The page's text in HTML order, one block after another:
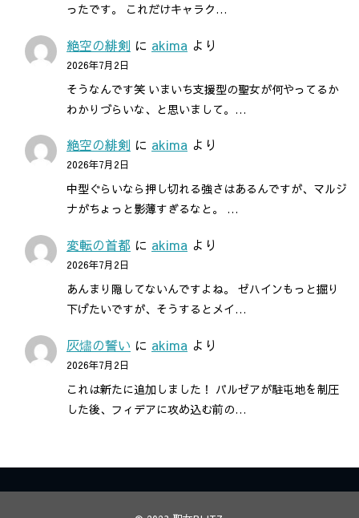
ったです。 これだけキャラク…
絶空の緋剣 に akima より
2026年7月2日
そうなんです笑 いまいち支援型の聖女が何やってるか
わかりづらいな、と思いまして。…
絶空の緋剣 に akima より
2026年7月2日
中型ぐらいなら押し切れる強さはあるんですが、マルジ
ナがちょっと影薄すぎるなと。 …
変転の首都 に akima より
2026年7月2日
あんまり隠してないんですよね。 ゼハインもっと掘り
下げたいですが、そうするとメイ…
灰燼の誓い に akima より
2026年7月2日
これは新たに追加しました！ パルゼアが駐屯地を制圧
した後、フィデアに攻め込む前の…